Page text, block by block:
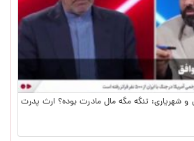
و شهریاری: تنگه مگه مال مادرت بوده؟ ارث پدرت